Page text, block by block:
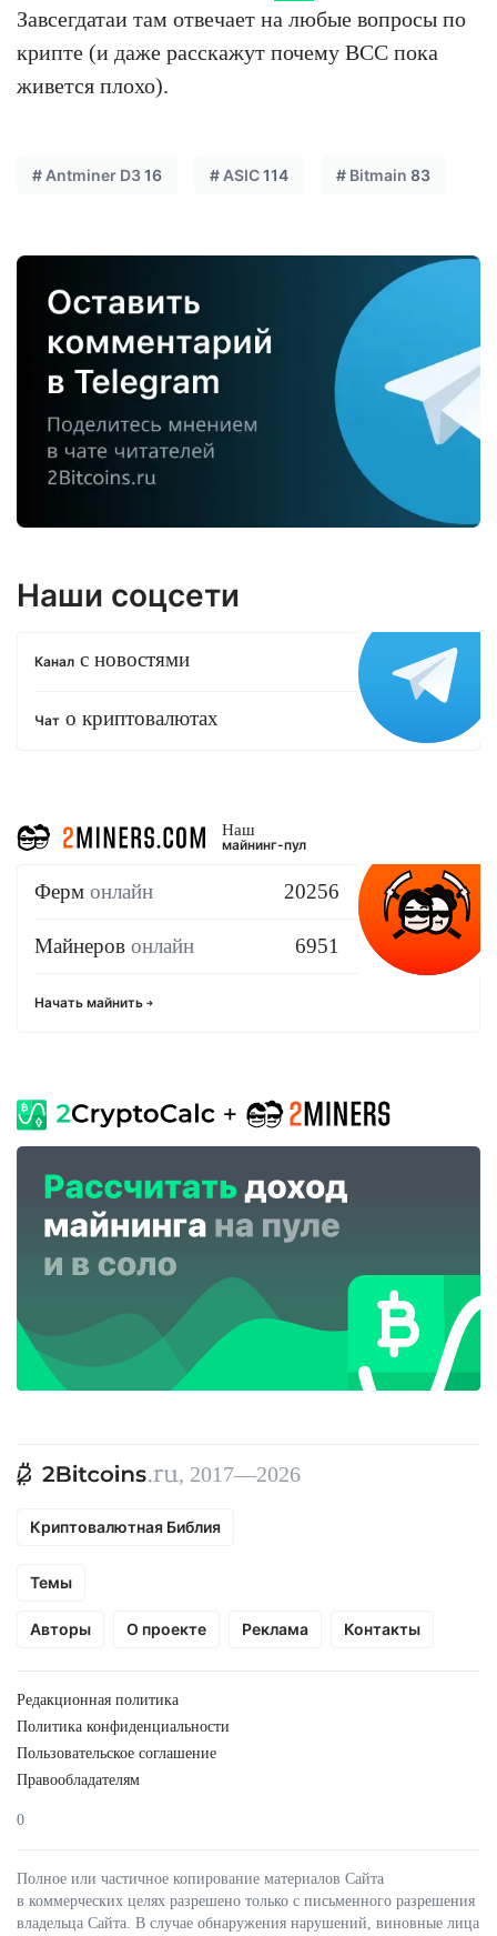
Завсегдатаи там отвечает на любые вопросы по
крипте (и даже расскажут почему BCC пока
живется плохо).
# Antminer D316 # ASIC114 # Bitmain 83
Наши соцсети
Канал с новостями
Чат о криптовалютах
Наш
майнинг-пул
Ферм онлайн 20256
Майнеров онлайн 6951
Начать майнить
, 2017—2026
Криптовалютная Библия
Темы
Авторы О проекте Реклама Контакты
Редакционная политика
Политика конфиденциальности
Пользовательское соглашение
Правообладателям
0
Полное или частичное копирование материалов Сайта
в коммерческих целях разрешено только с письменного разрешения
владельца Сайта. В случае обнаружения нарушений, виновные лица